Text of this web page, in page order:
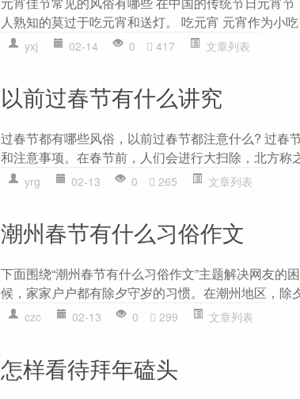
人熟知的莫过于吃元宵和送灯。 吃元宵 元宵作为小
yxj 02-14 0 417 文章列表
以前过春节有什么讲究
过春节都有哪些风俗，以前过春节都注意什么? 过春
和注意事项。在春节前，人们会进行大扫除，北方称
yrg 02-13 0 265 文章列表
潮州春节有什么习俗作文
下面围绕“潮州春节有什么习俗作文”主题解决网友的
候，家家户户都有除夕守岁的习惯。在潮州地区，除
czc 02-13 0 299 文章列表
怎样看待拜年磕头